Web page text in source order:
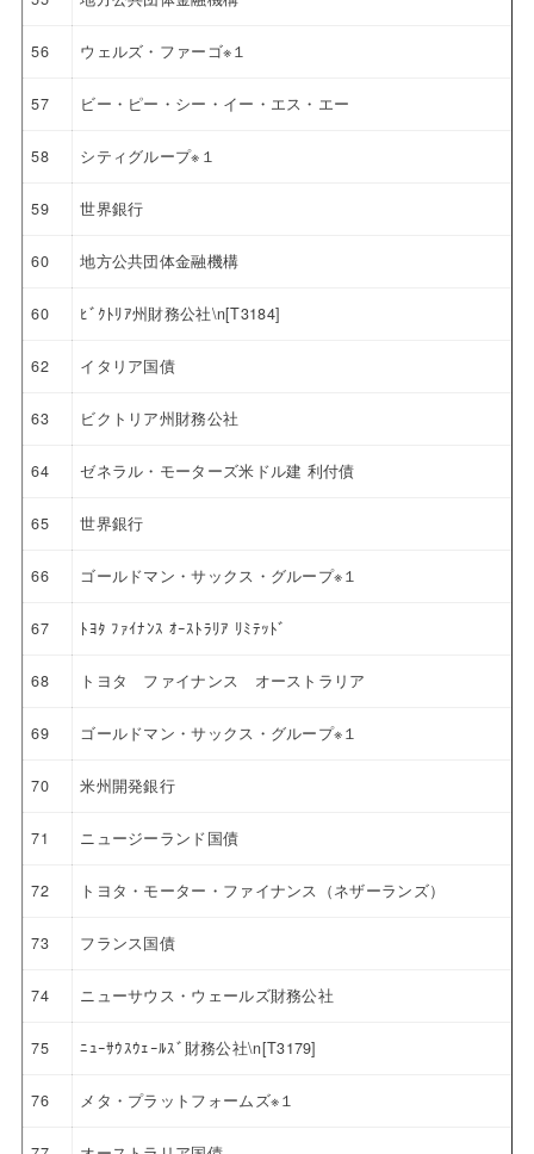
56 ウェルズ・ファーゴ※１
57 ビー・ピー・シー・イー・エス・エー
58 シティグループ※１
59 世界銀行
60 地方公共団体金融機構
60 ﾋﾞｸﾄﾘｱ州財務公社\n[T3184]
62 イタリア国債
63 ビクトリア州財務公社
64 ゼネラル・モーターズ米ドル建 利付債
65 世界銀行
66 ゴールドマン・サックス・グループ※１
67 ﾄﾖﾀ ﾌｧｲﾅﾝｽ ｵｰｽﾄﾗﾘｱ ﾘﾐﾃｯﾄﾞ
68 トヨタ ファイナンス オーストラリア
69 ゴールドマン・サックス・グループ※１
70 米州開発銀行
71 ニュージーランド国債
72 トヨタ・モーター・ファイナンス（ネザーランズ）
73 フランス国債
74 ニューサウス・ウェールズ財務公社
75 ﾆｭｰｻｳｽｳｪｰﾙｽﾞ財務公社\n[T3179]
76 メタ・プラットフォームズ※１